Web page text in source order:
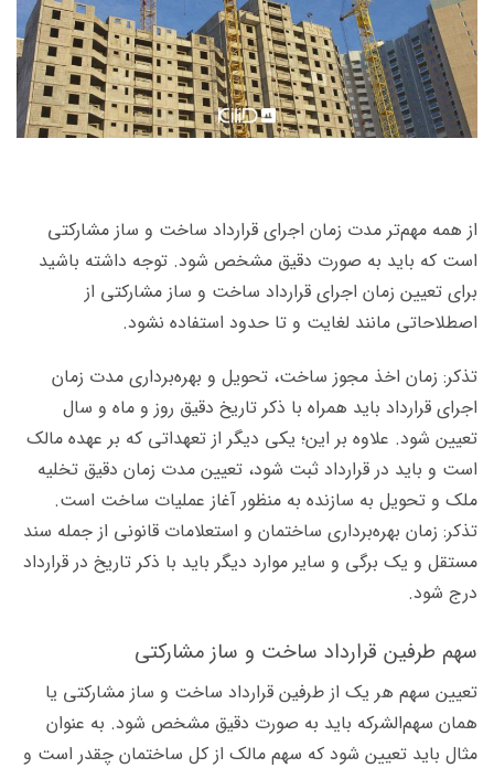
از همه مهم‌تر مدت زمان اجرای قرارداد ساخت و ساز مشارکتی
است که باید به صورت دقیق مشخص شود. توجه داشته باشید
برای تعیین زمان اجرای قرارداد ساخت و ساز مشارکتی از
اصطلاحاتی مانند لغایت و تا حدود استفاده نشود.
تذکر: زمان اخذ مجوز ساخت، تحویل و بهره‌برداری مدت زمان
اجرای قرارداد باید همراه با ذکر تاریخ دقیق روز و ماه و سال
تعیین شود. علاوه بر این؛ یکی دیگر از تعهداتی که بر عهده مالک
است و باید در قرارداد ثبت شود، تعیین مدت زمان دقیق تخلیه
ملک و تحویل به سازنده به منظور آغاز عملیات ساخت است.
تذکر: زمان بهره‌برداری ساختمان و استعلامات قانونی از جمله سند
مستقل و یک برگی و سایر موارد دیگر باید با ذکر تاریخ در قرارداد
درج شود.
سهم طرفین قرارداد ساخت و ساز مشارکتی
تعیین سهم هر یک از طرفین قرارداد ساخت و ساز مشارکتی یا
همان سهم‌الشرکه باید به صورت دقیق مشخص شود. به عنوان
مثال باید تعیین شود که سهم مالک از کل ساختمان چقدر است و